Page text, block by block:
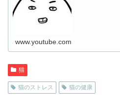
www.youtube.com
猫
猫のストレス 猫の健康